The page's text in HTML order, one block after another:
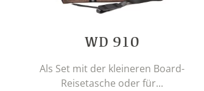
WD 910
Als Set mit der kleineren Board-
Reisetasche oder für...